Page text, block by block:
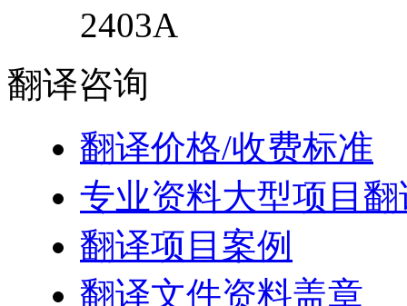
2403A
翻译咨询
翻译价格/收费标准
专业资料大型项目翻
翻译项目案例
翻译文件资料盖章